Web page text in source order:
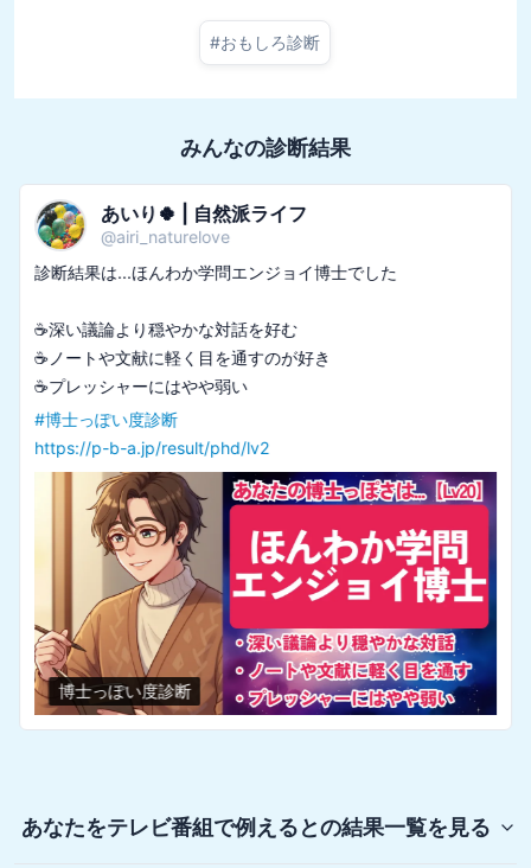
#おもしろ診断
みんなの診断結果
あいり🍀 | 自然派ライフ
@airi_naturelove
診断結果は...ほんわか学問エンジョイ博士でした
☕深い議論より穏やかな対話を好む
☕ノートや文献に軽く目を通すのが好き
☕プレッシャーにはやや弱い
#博士っぽい度診断
https://p-b-a.jp/result/phd/lv2
博士っぽい度診断
あなたをテレビ番組で例えるとの結果一覧を見る